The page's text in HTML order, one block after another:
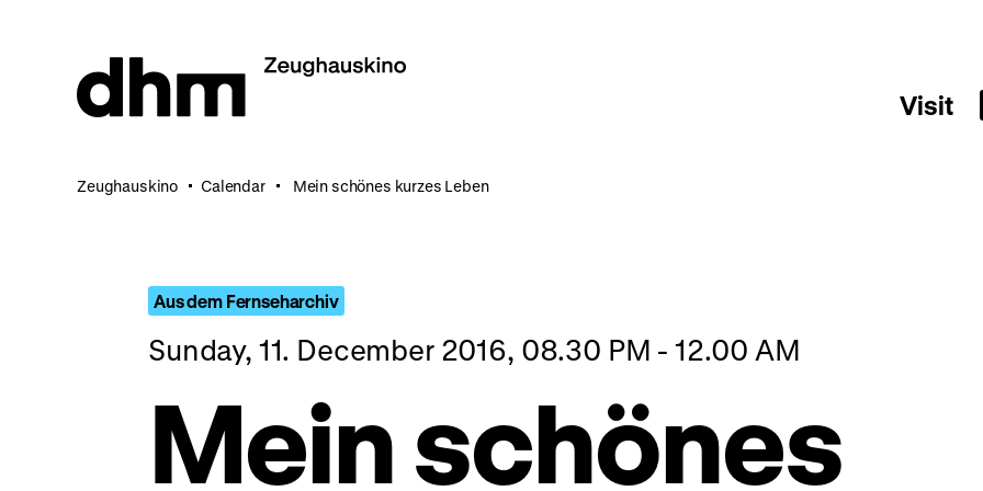
Visit
Zeughauskino Calendar Mein schönes kurzes Leben
Aus dem Fernseharchiv
Sunday, 11. December 2016, 08.30 PM - 12.00 AM
Mein schönes